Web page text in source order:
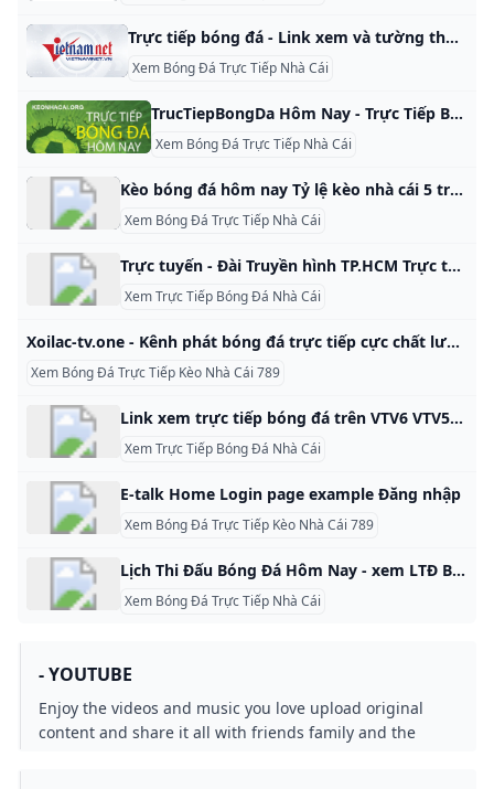
Trực tiếp bóng đá - Link xem và tường thuật bóng đá trực tuyến Trực tiếp bóng đá - Cập nhật sớm nhất link xem bóng đá trực tuyến, tường thuật trực tiếp các giải bóng đá hàng đầu thế giới trên VietNamNet. Xuân Son lập công, cùng tuyệt phẩm của Tuấn Anh giúp Thép Xanh Nam Định hòa kịch tính 3-3 trước chủ nhà Tampines Rovers, thuộc lượt trận thứ 3 bảng G AFC Champions League Two. Nguyễn Xuân Son ‘khai hỏa’ kể từ khi mang quốc tịch Việt Nam, Thép Xanh Nam Định vượt qua SLNA với tỷ số 4-1 ở trận đấu bù vòng 4 LPBank V-League 2024/25.
Xem Bóng Đá Trực Tiếp Nhà Cái
TrucTiepBongDa Hôm Nay - Trực Tiếp Bóng Đá Kèo Nhà Cái TrucTiepBongDa KeoNhaCai - Link Xem Bóng Đá Trực Tiếp World Cup 2022 - Xem Bóng Đá VTV3, VTV6, K+ Chất Lượng Hình Ảnh Cao. tructiepbongda bình luận tiếng Việt – truc tiep K+ – tructiepbongda hôm nay ⚽ Xem bóng đá trực tiếp – 1 ⚽ Xem bóng đá trực tiếp – 2 ⚽ Xem bóng đá trực tiếp – 3 ⚽ Xem bóng đá trực tiếp – 4 Xem trực tiếp bóng đá kèo nhà cái – xem bóng đá online từ keonhacaibet.
Xem Bóng Đá Trực Tiếp Nhà Cái
Kèo bóng đá hôm nay Tỷ lệ kèo nhà cái 5 trực tuyến Keonhacai Kèo bóng đá hôm nay mới nhất. Xem tỷ lệ kèo nhà cái 5 trực tuyến tối đêm nay chuẩn xác. Tỷ lệ kèo cá cược keonhacai 5 trực tiếp nhanh nhất 24h qua. Xem tất cả Tìm hiểu về kèo nhà cái và tỷ lệ kèo bóng đá Xem tỷ lệ kèo nhà cái hôm nay tại Bongdanet có ưu điểm nổi bật gì? Các loại tỷ lệ kèo nhà cái thường gặp
Xem Bóng Đá Trực Tiếp Nhà Cái
Trực tuyến - Đài Truyền hình TP.HCM Trực tuyến Là kênh truyền hình lớn thứ hai cả nước, với thông tin đa dạng và độ phủ sóng rộng khắp, là thương hiệu uy tín.
Xem Trực Tiếp Bóng Đá Nhà Cái
Xoilac-tv.one - Kênh phát bóng đá trực tiếp cực chất lượng LinkNeverDie Xoilac TV trực tiếp bóng đá là nơi quy tụ các giải đấu lớn trên thế giới. Kênh cung cấp thêm nhiều dịch vụ chất lượng như Lịch thi đấu, Bảng xếp hạng, Kênh Xoilac TV ra mắt thị trường và nhận được sự quan tâm của cộng đồng. Cộng đồng đam mê bóng đá đánh giá XoilacTV xem bóng đá hôm nay là địa chỉ đáng tin cậy nhất hiện nay.
Xem Bóng Đá Trực Tiếp Kèo Nhà Cái 789
Link xem trực tiếp bóng đá trên VTV6 VTV5 VTC3 và FPT Play Link xem trực tiếp bóng đá trên các kênh sóng VTV6, VTV5, VTV3 và FPT Play, cập nhật link xem tường thuật bóng đá chính thống HD online, không giật lag
Xem Trực Tiếp Bóng Đá Nhà Cái
E-talk Home Login page example Đăng nhập
Xem Bóng Đá Trực Tiếp Kèo Nhà Cái 789
Lịch Thi Đấu Bóng Đá Hôm Nay - xem LTĐ BĐ hn Rạng Sáng Mai Lịch thi đấu Bóng Đá hôm nay, LTĐ BĐ mới nhất các trận đấu diễn ra đêm nay rạng sáng mai, full lịch bóng đá hôm nay và ngày mai các giải đấu toàn thế giới
Xem Bóng Đá Trực Tiếp Nhà Cái
- YOUTUBE
Enjoy the videos and music you love upload original
content and share it all with friends family and the